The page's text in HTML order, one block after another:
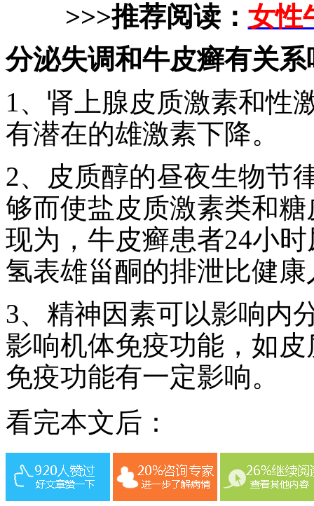
>>>推荐阅读： 女性
分泌失调和牛皮癣有关系
1、肾上腺皮质激素和性
有潜在的雄激素下降。
2、皮质醇的昼夜生物节
够而使盐皮质激素类和
现为，牛皮癣患者24小
氢表雄甾酮的排泄比健康
3、精神因素可以影响内
影响机体免疫功能，如
免疫功能有一定影响。
看完本文后：